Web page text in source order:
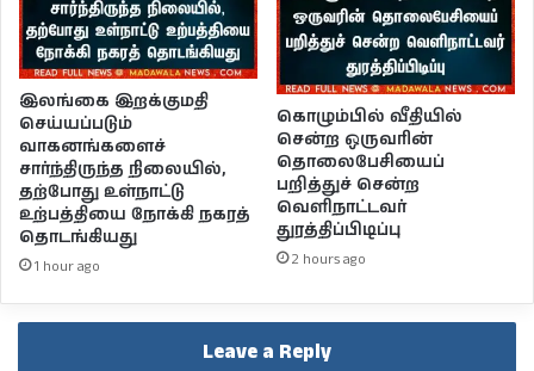
இலங்கை இறக்குமதி
செய்யப்படும்
வாகனங்களைச்
சார்ந்திருந்த நிலையில்,
தற்போது உள்நாட்டு
உற்பத்தியை நோக்கி நகரத்
தொடங்கியது
1 hour ago
கொழும்பில் வீதியில்
சென்ற ஒருவரின்
தொலைபேசியைப்
பறித்துச் சென்ற
வெளிநாட்டவர்
துரத்திப்பிடிப்பு
2 hours ago
Leave a Reply